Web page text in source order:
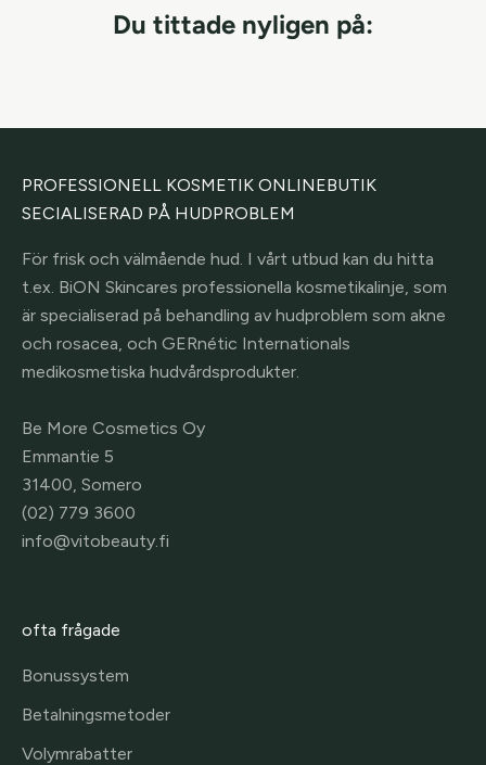
Du tittade nyligen på:
PROFESSIONELL KOSMETIK ONLINEBUTIK
SECIALISERAD PÅ HUDPROBLEM
För frisk och välmående hud. I vårt utbud kan du hitta
t.ex. BiON Skincares professionella kosmetikalinje, som
är specialiserad på behandling av hudproblem som akne
och rosacea, och GERnétic Internationals
medikosmetiska hudvårdsprodukter.
Be More Cosmetics Oy
Emmantie 5
31400, Somero
(02) 779 3600
info@vitobeauty.fi
ofta frågade
Bonussystem
Betalningsmetoder
Volymrabatter